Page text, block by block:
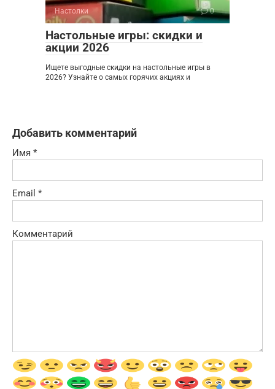
Настолки 0
Настольные игры: скидки и
акции 2026
Ищете выгодные скидки на настольные игры в
2026? Узнайте о самых горячих акциях и
Добавить комментарий
Имя *
Email *
Комментарий